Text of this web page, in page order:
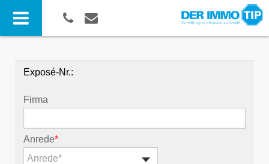
Exposé-Nr.:
Firma
Anrede*
Anrede*